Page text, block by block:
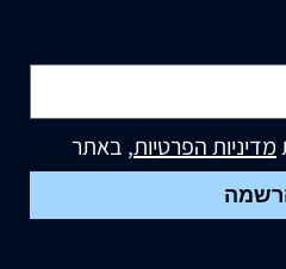
מדיניות הפרטיות, באתר